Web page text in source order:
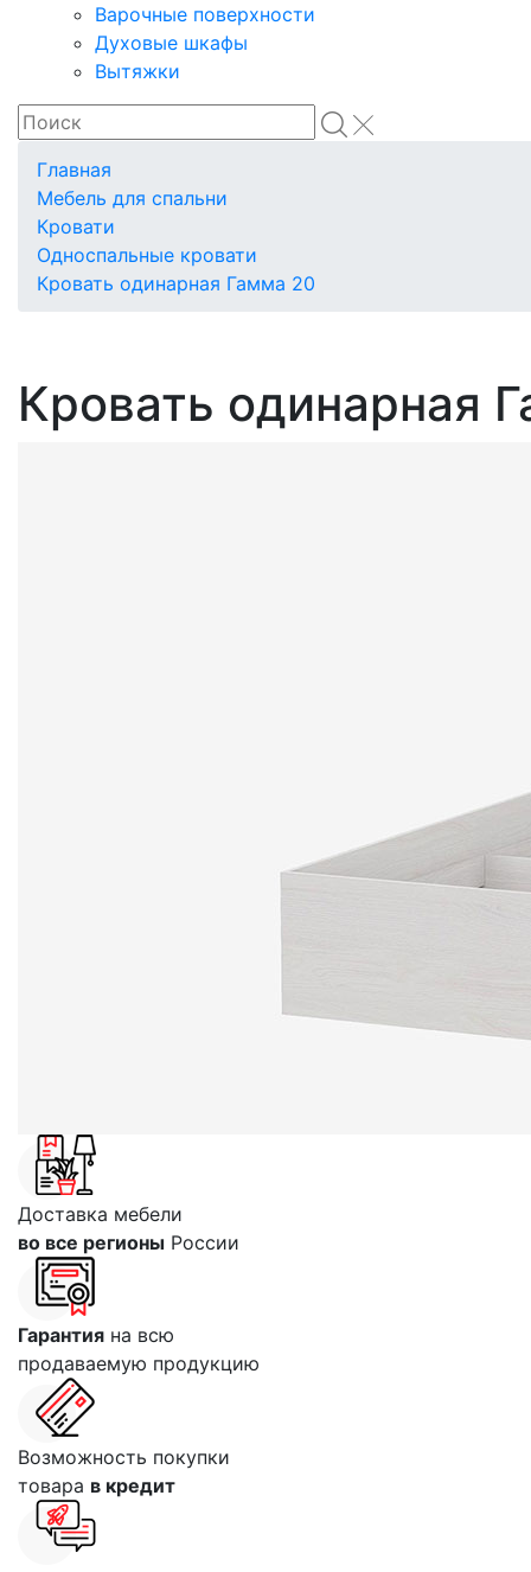
Варочные поверхности
Духовые шкафы
Вытяжки
Главная
Мебель для спальни
Кровати
Односпальные кровати
Кровать одинарная Гамма 20
Кровать одинарная
Доставка мебели
во все регионы России
Гарантия на всю
продаваемую продукцию
Возможность покупки
товара в кредит